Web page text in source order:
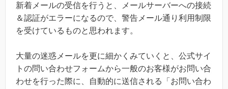
新着メールの受信を行うと、メールサーバーへの接続
＆認証がエラーになるので、警告メール通り利用制限
を受けているものと思われます。
大量の迷惑メールを更に細かくみていくと、公式サイ
トの問い合わせフォームから一般のお客様がお問い合
わせを行った際に、自動的に送信される「お問い合わ